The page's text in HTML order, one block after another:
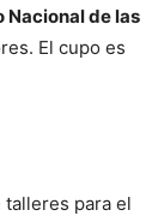
Nacional de las
El cupo es
talleres para el